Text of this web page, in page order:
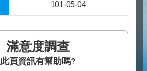
101-05-04
滿意度調查
此頁資訊有幫助嗎?